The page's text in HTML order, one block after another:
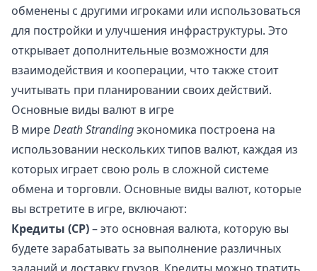
обменены с другими игроками или использоваться
для постройки и улучшения инфраструктуры. Это
открывает дополнительные возможности для
взаимодействия и кооперации, что также стоит
учитывать при планировании своих действий.
Основные виды валют в игре
В миреDeath Strandingэкономика построена на
использовании нескольких типов валют, каждая из
которых играет свою роль в сложной системе
обмена и торговли. Основные виды валют, которые
вы встретите в игре, включают:
Кредиты (CP)– это основная валюта, которую вы
будете зарабатывать за выполнение различных